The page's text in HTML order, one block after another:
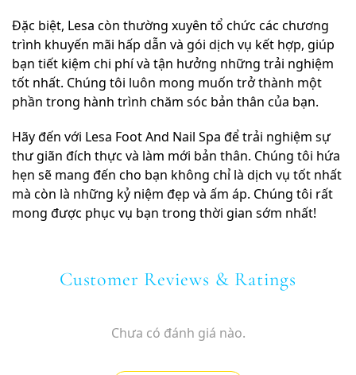
Đặc biệt, Lesa còn thường xuyên tổ chức các chương
trình khuyến mãi hấp dẫn và gói dịch vụ kết hợp, giúp
bạn tiết kiệm chi phí và tận hưởng những trải nghiệm
tốt nhất. Chúng tôi luôn mong muốn trở thành một
phần trong hành trình chăm sóc bản thân của bạn.
Hãy đến với Lesa Foot And Nail Spa để trải nghiệm sự
thư giãn đích thực và làm mới bản thân. Chúng tôi hứa
hẹn sẽ mang đến cho bạn không chỉ là dịch vụ tốt nhất
mà còn là những kỷ niệm đẹp và ấm áp. Chúng tôi rất
mong được phục vụ bạn trong thời gian sớm nhất!
Customer Reviews & Ratings
Chưa có đánh giá nào.